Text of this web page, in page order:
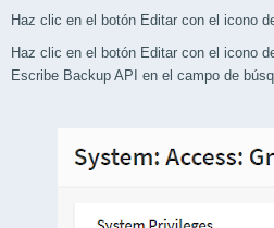
Haz clic en el botón Editar con el icono
Haz clic en el botón Editar con el icono
Escribe Backup API en el campo de